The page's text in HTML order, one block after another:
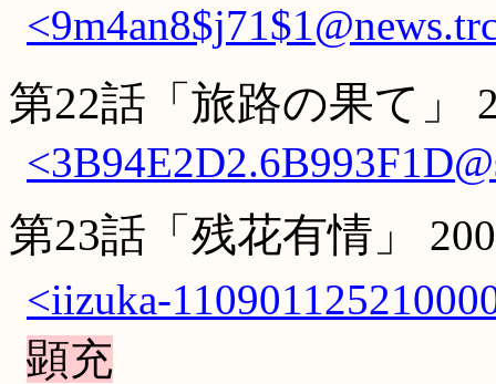
第22話「旅路の果て」
第23話「残花有情」
<iizuka-
顕充